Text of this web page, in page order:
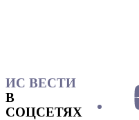
ИС ВЕСТИ
В
СОЦСЕТЯХ